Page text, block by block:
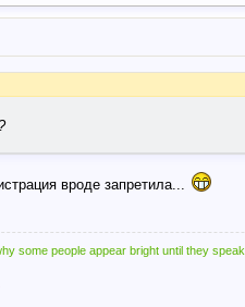
вроде запретила...
some people appear bright until they speak.